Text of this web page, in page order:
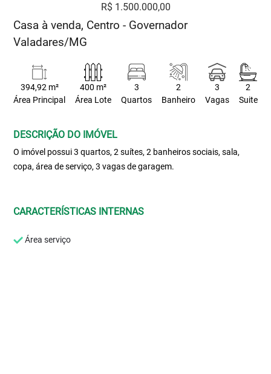
R$ 1.500.000,00
Casa à venda, Centro - Governador
Valadares/MG
394,92 m²
Área Principal
400 m²
Área Lote
3
Quartos
2
Banheiro
3
Vagas
2
Suite
DESCRIÇÃO DO IMÓVEL
O imóvel possui 3 quartos, 2 suítes, 2 banheiros sociais, sala,
copa, área de serviço, 3 vagas de garagem.
CARACTERÍSTICAS INTERNAS
Área serviço